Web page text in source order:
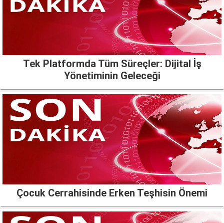
Tek Platformda Tüm Süreçler: Dijital İş
Yönetiminin Geleceği
Çocuk Cerrahisinde Erken Teşhisin Önemi